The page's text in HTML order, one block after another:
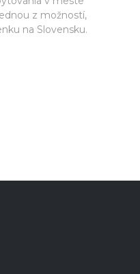
z možností,
na Slovensku.